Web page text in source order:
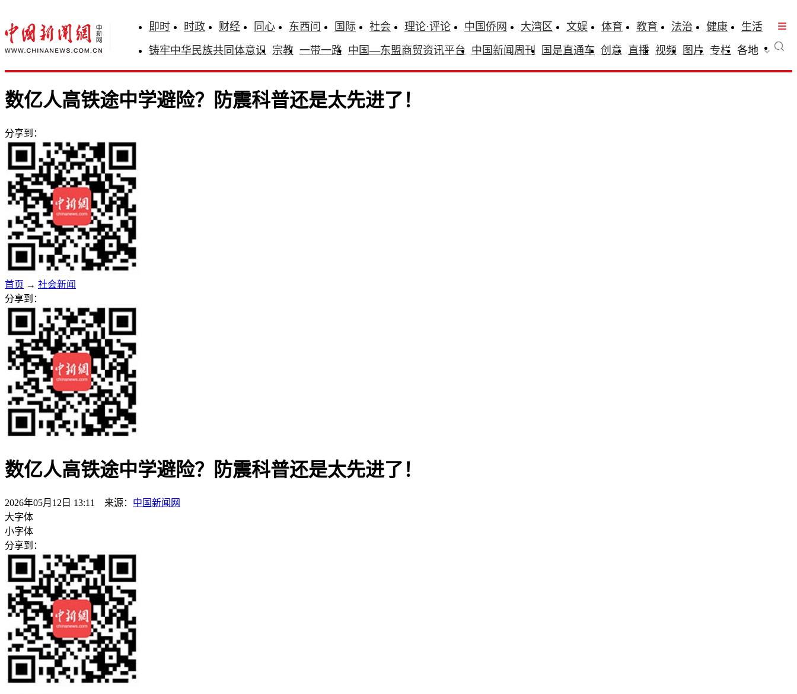
即时 时政 财经 同心 东西问 国际 社会 理论·评论 中国侨网 大湾区 文娱 体育 教育 法治 健康
生活
铸牢中华民族共同体意识 宗教 一带一路 中国—东盟商贸资讯平台 中国新闻周刊 国是直通车 创意 直播 视频 图片 专栏 各地
数亿人高铁途中学避险？防震科普还是太先进了！
分享到：
首页 → 社会新闻
分享到：
数亿人高铁途中学避险？防震科普还是太先进了！
2026年05月12日 13:11 来源： 中国新闻网
大字体
小字体
分享到：